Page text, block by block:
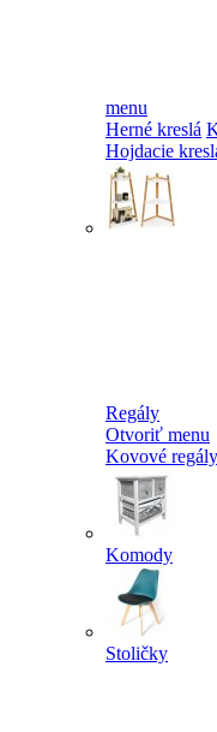
menu
Herné kreslá
Hojdacie
Regály
Otvoriť menu
Kovové regály
Komody
Stoličky